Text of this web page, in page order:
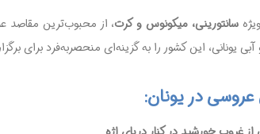
سانتورینی، میکونوس و کرت، از محبوب‌ترین مقاصد
یونانی، این کشور را به گزینه‌ای منحصربه‌فرد برای
در یونان: